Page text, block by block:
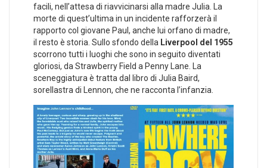
facili, nell’attesa di riavvicinarsi alla madre Julia. La
morte di quest’ultima in un incidente rafforzerà il
rapporto col giovane Paul, anche lui orfano di madre,
il resto è storia. Sullo sfondo della Liverpool del 1955
scorrono tutti i luoghi che sono in seguito diventati
gloriosi, da Strawberry Field a Penny Lane. La
sceneggiatura è tratta dal libro di Julia Baird,
sorellastra di Lennon, che ne racconta l’infanzia.